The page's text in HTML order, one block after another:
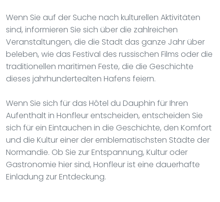
Wenn Sie auf der Suche nach kulturellen Aktivitäten
sind, informieren Sie sich über die zahlreichen
Veranstaltungen, die die Stadt das ganze Jahr über
beleben, wie das Festival des russischen Films oder die
traditionellen maritimen Feste, die die Geschichte
dieses jahrhundertealten Hafens feiern.
Wenn Sie sich für das Hôtel du Dauphin für Ihren
Aufenthalt in Honfleur entscheiden, entscheiden Sie
sich für ein Eintauchen in die Geschichte, den Komfort
und die Kultur einer der emblematischsten Städte der
Normandie. Ob Sie zur Entspannung, Kultur oder
Gastronomie hier sind, Honfleur ist eine dauerhafte
Einladung zur Entdeckung.